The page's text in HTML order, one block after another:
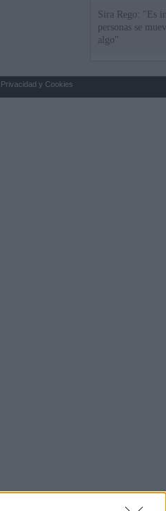
Sira Rego: "Es
personas se
algo"
Privacidad y Cookies